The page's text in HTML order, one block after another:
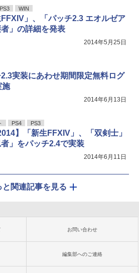
PS3 WIN
FFXIV」、「パッチ2.3 エオルゼア
」の詳細を発表
2014年5月25日
2.3実装にあわせ期間限定無料ログ
施
2014年6月13日
PS4 PS3
】「新生FFXIV」、「双剣士」
」をパッチ2.4で実装
2014年6月11日
と関連記事を見る
お問い合わせ
編集部へのご連絡